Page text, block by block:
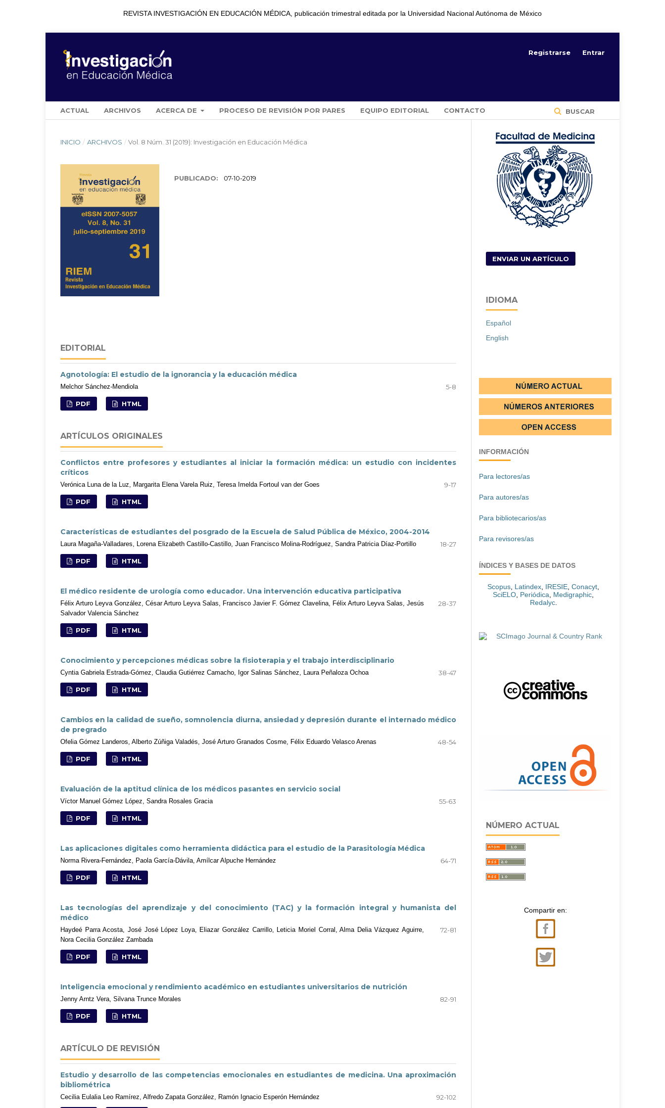
REVISTA INVESTIGACIÓN EN EDUCACIÓN MÉDICA, publicación trimestral editada por la Universidad Nacional Autónoma de México
ACTUAL ARCHIVOS ACERCA DE PROCESO DE REVISIÓN POR PARES EQUIPO EDITORIAL CONTACTO BUSCAR
Registrarse Entrar
INICIO / ARCHIVOS / Vol. 8 Núm. 31 (2019): Investigación en Educación Médica
PUBLICADO: 07-10-2019
EDITORIAL
Agnotología: El estudio de la ignorancia y la educación médica
Melchor Sánchez-Mendiola 5-8
PDF HTML
ARTÍCULOS ORIGINALES
Conflictos entre profesores y estudiantes al iniciar la formación médica: un estudio con incidentes
críticos
Verónica Luna de la Luz, Margarita Elena Varela Ruiz, Teresa Imelda Fortoul van der Goes 9-17
PDF HTML
Características de estudiantes del posgrado de la Escuela de Salud Pública de México, 2004-2014
Laura Magaña-Valladares, Lorena Elizabeth Castillo-Castillo, Juan Francisco Molina-Rodríguez, Sandra Patricia Díaz-Portillo 18-27
PDF HTML
El médico residente de urología como educador. Una intervención educativa participativa
Félix Arturo Leyva González, César Arturo Leyva Salas, Francisco Javier F. Gómez Clavelina, Félix Arturo Leyva Salas, Jesús
Salvador Valencia Sánchez
28-37
PDF HTML
Conocimiento y percepciones médicas sobre la fisioterapia y el trabajo interdisciplinario
Cyntia Gabriela Estrada-Gómez, Claudia Gutiérrez Camacho, Igor Salinas Sánchez, Laura Peñaloza Ochoa 38-47
PDF HTML
Cambios en la calidad de sueño, somnolencia diurna, ansiedad y depresión durante el internado médico
de pregrado
Ofelia Gómez Landeros, Alberto Zúñiga Valadés, José Arturo Granados Cosme, Félix Eduardo Velasco Arenas 48-54
PDF HTML
Evaluación de la aptitud clínica de los médicos pasantes en servicio social
Víctor Manuel Gómez López, Sandra Rosales Gracia 55-63
PDF HTML
Las aplicaciones digitales como herramienta didáctica para el estudio de la Parasitología Médica
Norma Rivera-Fernández, Paola García-Dávila, Amílcar Alpuche Hernández 64-71
PDF HTML
Las tecnologías del aprendizaje y del conocimiento (TAC) y la formación integral y humanista del
médico
Haydeé Parra Acosta, José José López Loya, Eliazar González Carrillo, Leticia Moriel Corral, Alma Delia Vázquez Aguirre,
Nora Cecilia González Zambada
72-81
PDF HTML
Inteligencia emocional y rendimiento académico en estudiantes universitarios de nutrición
Jenny Arntz Vera, Silvana Trunce Morales 82-91
PDF HTML
ARTÍCULO DE REVISIÓN
Estudio y desarrollo de las competencias emocionales en estudiantes de medicina. Una aproximación
bibliométrica
Cecilia Eulalia Leo Ramírez, Alfredo Zapata González, Ramón Ignacio Esperón Hernández 92-102
ENVIAR UN ARTÍCULO
IDIOMA
Español
English
INFORMACIÓN
Para lectores/as
Para autores/as
Para bibliotecarios/as
Para revisores/as
ÍNDICES Y BASES DE DATOS
Scopus, Latindex, IRESIE, Conacyt,
SciELO, Periódica, Medigraphic,
Redalyc.
NÚMERO ACTUAL
Compartir en: